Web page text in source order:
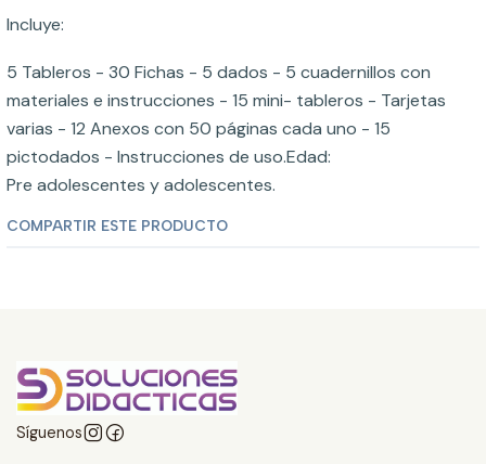
Incluye:
5 Tableros - 30 Fichas - 5 dados - 5 cuadernillos con
materiales e instrucciones - 15 mini- tableros - Tarjetas
varias - 12 Anexos con 50 páginas cada uno - 15
pictodados - Instrucciones de uso.Edad:
Pre adolescentes y adolescentes.
COMPARTIR ESTE PRODUCTO
Síguenos